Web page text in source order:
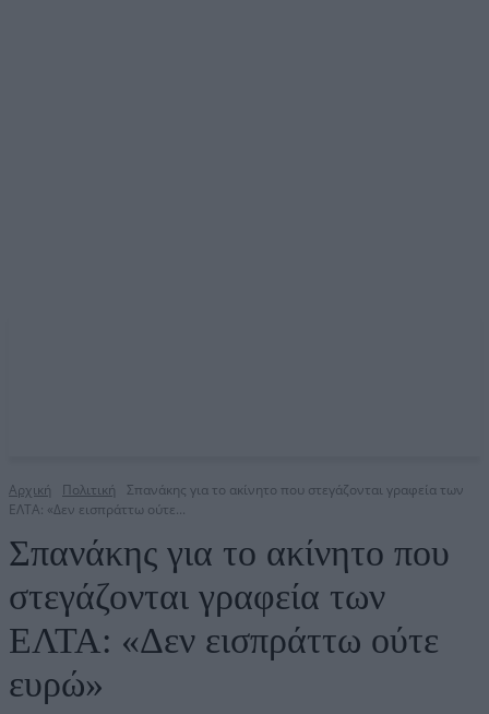
Αρχική Πολιτική
Σπανάκης για το ακίνητο που στεγάζονται γραφεία των
ΕΛΤΑ: «Δεν εισπράττω ούτε...
Σπανάκης για το ακίνητο που
στεγάζονται γραφεία των
ΕΛΤΑ: «Δεν εισπράττω ούτε
ευρώ»